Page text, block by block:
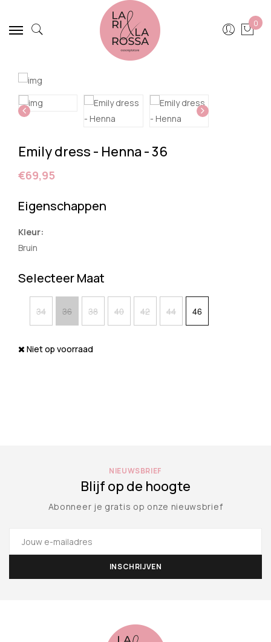
0
Emily dress - Henna - 36
€69,95
Eigenschappen
Kleur:
Bruin
Selecteer Maat
34 36 38 40 42 44 46
Niet op voorraad
NIEUWSBRIEF
Blijf op de hoogte
Abonneer je gratis op onze nieuwsbrief